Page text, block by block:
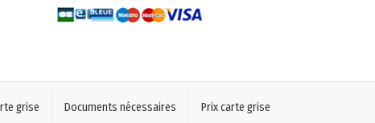
grise Documents nécessaires Prix carte grise